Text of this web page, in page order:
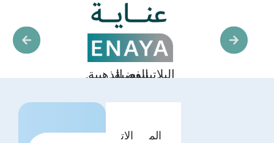
NW1, NW2, NW5,
Royal, Supreme, Grand,
Key, Advanced NW
الات
الم